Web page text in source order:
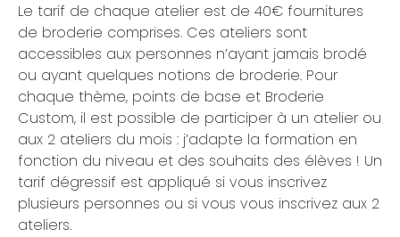
Le tarif de chaque atelier est de 40€ fournitures
de broderie comprises. Ces ateliers sont
accessibles aux personnes n’ayant jamais brodé
ou ayant quelques notions de broderie. Pour
chaque thème, points de base et Broderie
Custom, il est possible de participer à un atelier ou
aux 2 ateliers du mois : j’adapte la formation en
fonction du niveau et des souhaits des élèves ! Un
tarif dégressif est appliqué si vous inscrivez
plusieurs personnes ou si vous vous inscrivez aux 2
ateliers.